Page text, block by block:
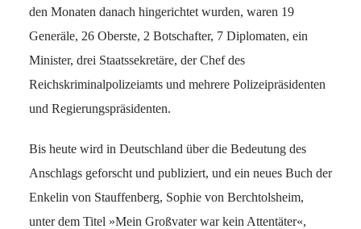
den Monaten danach hingerichtet wurden, waren 19
Generäle, 26 Oberste, 2 Botschafter, 7 Diplomaten, ein
Minister, drei Staatssekretäre, der Chef des
Reichskriminalpolizeiamts und mehrere Polizeipräsidenten
und Regierungspräsidenten.
Bis heute wird in Deutschland über die Bedeutung des
Anschlags geforscht und publiziert, und ein neues Buch der
Enkelin von Stauffenberg, Sophie von Berchtolsheim,
unter dem Titel »Mein Großvater war kein Attentäter«,